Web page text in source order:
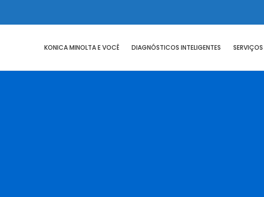
KONICA MINOLTA E VOCÊ DIAGNÓSTICOS INTELIGENTES SERVIÇOS